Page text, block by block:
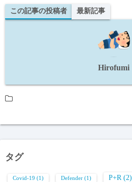
この記事の投稿者 最新記事
Hirofumi
タグ
Covid-19 (1) Defender (1) P+R(2)